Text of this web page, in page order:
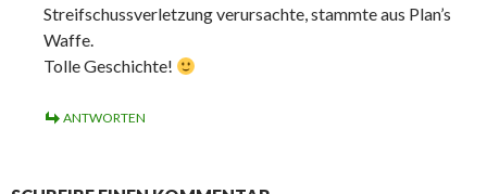
Streifschussverletzung verursachte, stammte aus Plan’s
Waffe.
Tolle Geschichte!
ANTWORTEN